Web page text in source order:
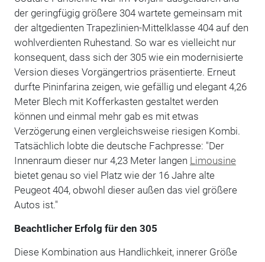
der geringfügig größere 304 wartete gemeinsam mit
der altgedienten Trapezlinien-Mittelklasse 404 auf den
wohlverdienten Ruhestand. So war es vielleicht nur
konsequent, dass sich der 305 wie ein modernisierte
Version dieses Vorgängertrios präsentierte. Erneut
durfte Pininfarina zeigen, wie gefällig und elegant 4,26
Meter Blech mit Kofferkasten gestaltet werden
können und einmal mehr gab es mit etwas
Verzögerung einen vergleichsweise riesigen Kombi.
Tatsächlich lobte die deutsche Fachpresse: "Der
Innenraum dieser nur 4,23 Meter langen Limousine
bietet genau so viel Platz wie der 16 Jahre alte
Peugeot 404, obwohl dieser außen das viel größere
Autos ist."
Beachtlicher Erfolg für den 305
Diese Kombination aus Handlichkeit, innerer Größe